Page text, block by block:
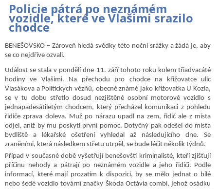
Policie pátrá po neznámém
vozidle, které ve Vlašimi srazilo
chodce
BENEŠOVSKO – Zároveň hledá svědky této noční srážky a žádá je, aby
se co nejdříve ozvali.
Událost se stala v pondělí dne 11. září tohoto roku kolem třiadvacáté
hodiny ve Vlašimi. Na přechodu pro chodce na křižovatce ulic
Vlasákova a Politických vězňů, obecně známé jako křižovatka U Kozla,
se v tu dobu střetlo dosud nezjištěné osobní motorové vozidlo s
jednapadesátiletým chodcem, který přecházel komunikaci z pohledu
řidiče zprava doleva. Muž po nárazu upadl na zem, řidič ale z místa
odjel, aniž by mu poskytl první pomoc. Dotyčný pak odešel do místa
bydliště a lékařské ošetření vyhledal až následujícího dne. Se
zraněními, která následkem střetu utrpěl, se bude léčit několik týdnů.
Případ v současné době vyšetřují benešovští kriminalisté, kteří zjišťují
příčinu nehody a pátrají po neznámém vozidle a jeho řidiči. Podle
informací, které mají prozatím k dispozici, by se mělo jednat o bílé
nebo šedé vozidlo tovární značky Škoda Octávia combi, jehož osádku